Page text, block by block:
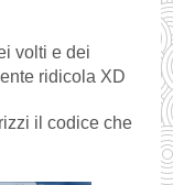
volti e dei
ridicola XD
il codice che